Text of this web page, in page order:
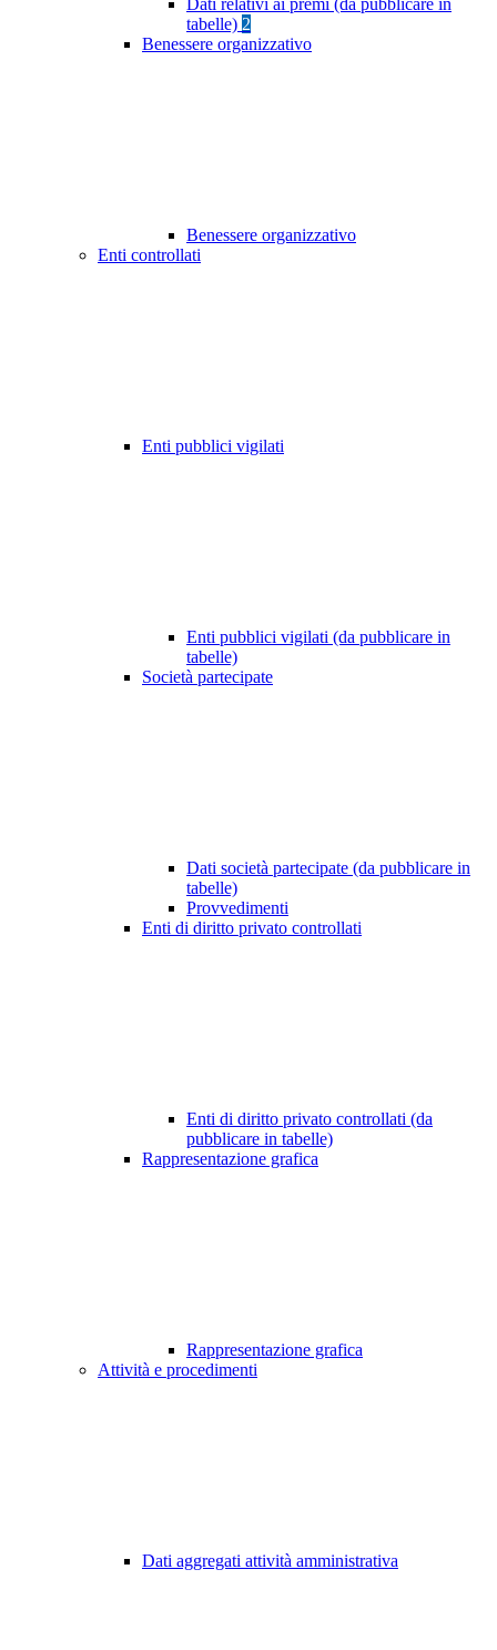
Dati relativi ai premi (da pubblicare in
tabelle) 2
Benessere organizzativo
Benessere organizzativo
Enti controllati
Enti pubblici vigilati
Enti pubblici vigilati (da pubblicare in
tabelle)
Società partecipate
Dati società partecipate (da pubblicare in
tabelle)
Provvedimenti
Enti di diritto privato controllati
Enti di diritto privato controllati (da
pubblicare in tabelle)
Rappresentazione grafica
Rappresentazione grafica
Attività e procedimenti
Dati aggregati attività amministrativa